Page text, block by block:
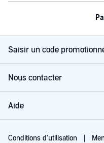
Saisir un code
Nous contacter
Aide
Conditions d'utilisation